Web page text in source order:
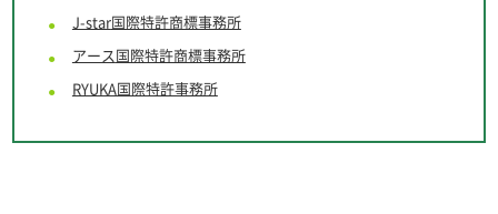
J-star国際特許商標事務所
アース国際特許商標事務所
RYUKA国際特許事務所